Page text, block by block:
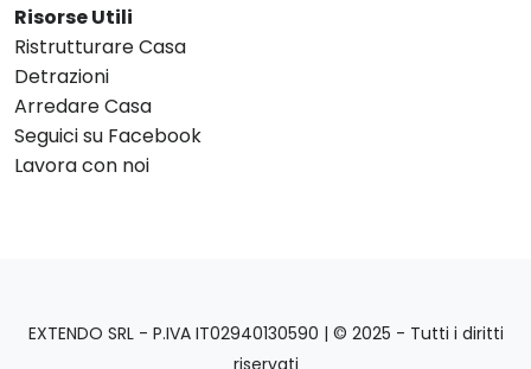
Risorse Utili
Ristrutturare Casa
Detrazioni
Arredare Casa
Seguici su Facebook
Lavora con noi
EXTENDO SRL - P.IVA IT02940130590 | © 2025 - Tutti i diritti
riservati